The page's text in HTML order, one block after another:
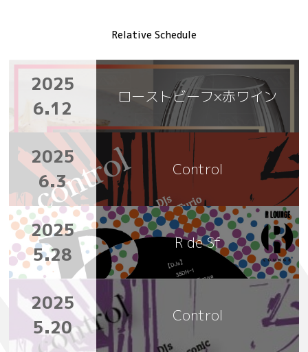
Relative Schedule
2025
6.12
ローストビーフ×赤ワイン
2025
6.3
Control
2025
5.28
R de Sf
2025
5.20
Control